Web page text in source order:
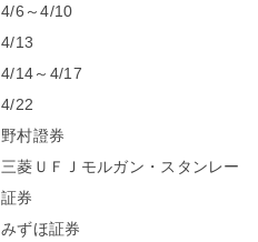
4/6～4/10
4/13
4/14～4/17
4/22
野村證券
三菱ＵＦＪモルガン・スタンレー
証券
みずほ証券